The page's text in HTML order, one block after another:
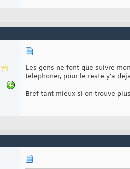
Les gens ne font que suivre
telephoner, pour le reste y'a
Bref tant mieux si on trouve